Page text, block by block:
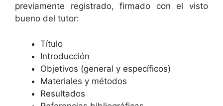
previamente registrado, firmado con el visto
bueno del tutor:
Título
Introducción
Objetivos (general y específicos)
Materiales y métodos
Resultados